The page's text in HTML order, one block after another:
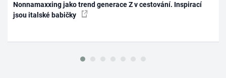
Nonnamaxxing jako trend generace Z v cestování. Inspirací
jsou italské babičky